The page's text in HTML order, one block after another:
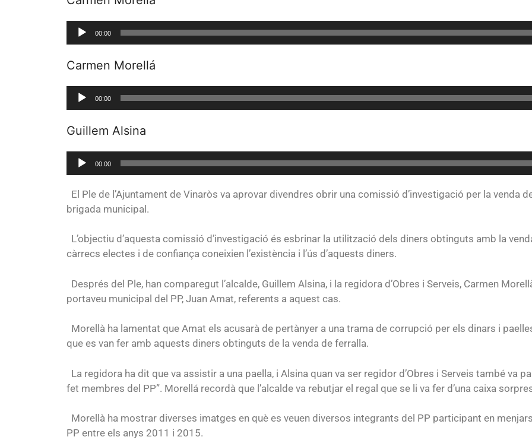
Reproductor
de
00:00
Carmen Morellá
Reproductor
de
00:00
Guillem Alsina
Reproductor
de
audio
00:00
El Ple de l’Ajuntament de Vinaròs va aprovar divendres obrir una comissió d’investigació per la venda
brigada municipal.
L’objectiu d’aquesta comissió d’investigació és esbrinar la utilització dels diners obtinguts amb la
càrrecs electes i de confiança coneixien l’existència i l’ús d’aquests diners.
Després del Ple, han comparegut l’alcalde, Guillem Alsina, i la regidora d’Obres i Serveis, Carmen
portaveu municipal del PP, Juan Amat, referents a aquest cas.
Morellà ha lamentat que Amat els acusarà de pertànyer a una trama de corrupció per els dinars i
que es van fer amb aquests diners obtinguts de la venda de ferralla.
La regidora ha dit que va assistir a una paella, i Alsina quan va ser regidor d’Obres i Serveis també va
fet membres del PP”. Morellá recordà que l’alcalde va rebutjar el regal que se li va fer d’una caixa
Morellà ha mostrar diverses imatges en què es veuen diversos integrants del PP participant en
PP entre els anys 2011 i 2015.